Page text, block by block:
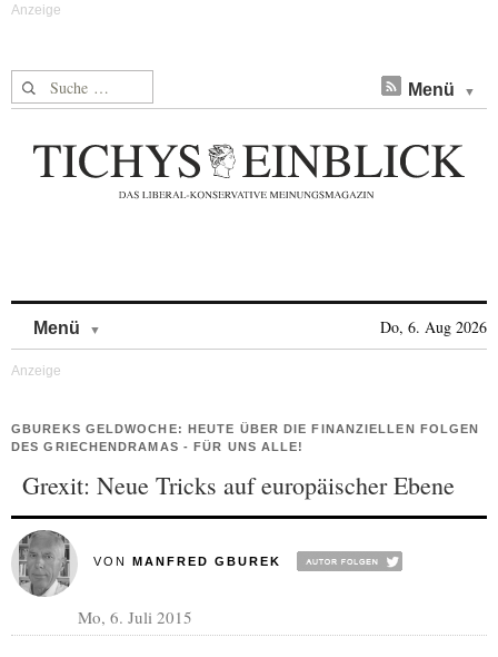
Suche nach: Menü
Menü Do, 6. Aug 2026
GBUREKS GELDWOCHE: HEUTE ÜBER DIE FINANZIELLEN FOLGEN
DES GRIECHENDRAMAS - FÜR UNS ALLE!
Grexit: Neue Tricks auf europäischer Ebene
VON MANFRED GBUREK
Mo, 6. Juli 2015